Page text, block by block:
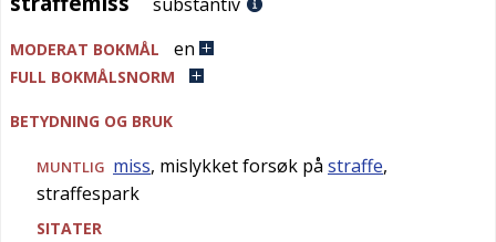
MODERAT BOKMÅL en
FULL BOKMÅLSNORM
BETYDNING OG BRUK
MUNTLIG miss, mislykket forsøk på straffe,
straffespark
SITATER